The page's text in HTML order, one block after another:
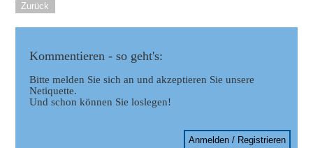
Zurück
Kommentieren - so geht's:
Bitte melden Sie sich an und akzeptieren Sie unsere
Netiquette.
Und schon können Sie loslegen!
Anmelden / Registrieren